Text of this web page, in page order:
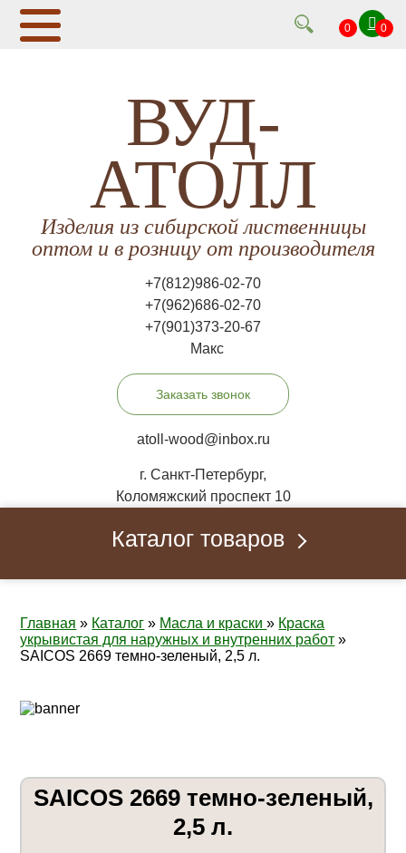
0 0
ВУД-
АТОЛЛ
Изделия из сибирской лиственницы
оптом и в розницу от производителя
+7(812)986-02-70
+7(962)686-02-70
+7(901)373-20-67
Макс
Заказать звонок
atoll-wood@inbox.ru
г. Санкт-Петербург,
Коломяжский проспект 10
Каталог товаров
Главная » Каталог » Масла и краски» Краска
укрывистая для наружных и внутренних работ »
SAICOS 2669 темно-зеленый, 2,5 л.
SAICOS 2669 темно-зеленый,
2,5 л.